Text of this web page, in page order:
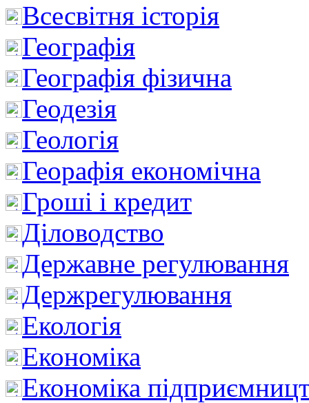
Всесвітня історія
Географія
Географія фізична
Геодезія
Геологія
Георафія економічна
Гроші і кредит
Діловодство
Державне регулювання
Держрегулювання
Екологія
Економіка
Економіка